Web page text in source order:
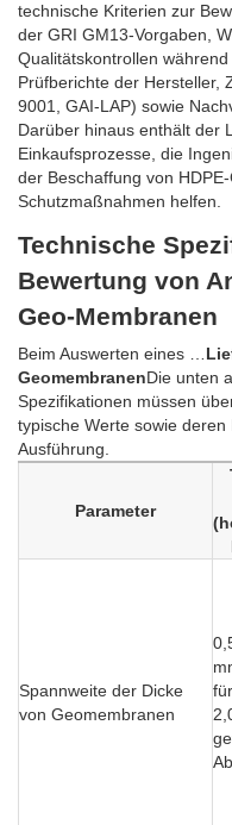
technische Kriterien zur
der GRI GM13-Vorgaben,
Qualitätskontrollen
Prüfberichte der Hersteller,
9001, GAI-LAP) sowie
Darüber hinaus enthält der
Einkaufsprozesse, die
der Beschaffung von
Schutzmaßnahmen helfen.
Technische
Bewertung von
Geo-Membranen
Beim Auswerten eines …
GeomembranenDie unten
Spezifikationen müssen
typische Werte sowie
Ausführung.
Parameter
Spannweite der Dicke
von Geomembranen